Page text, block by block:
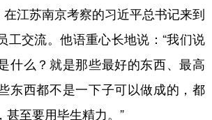
苏南京考察的习近平总书记来到
工交流。他语重心长地说：“我们说
什么？就是那些最好的东西、最高
东西都不是一下子可以做成的，都
甚至要用毕生精力。”